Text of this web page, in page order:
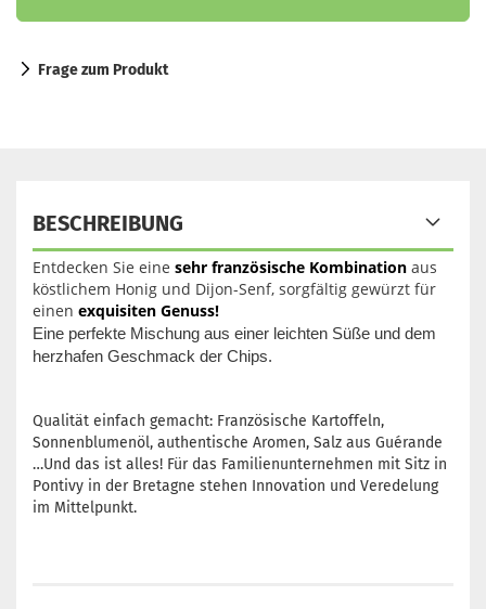
Frage zum Produkt
BESCHREIBUNG
Entdecken Sie eine sehr französische Kombination aus
köstlichem Honig und Dijon-Senf, sorgfältig gewürzt für
einen exquisiten Genuss!
Eine perfekte Mischung aus einer leichten Süße und dem
herzhafen Geschmack der Chips.
Qualität einfach gemacht: Französische Kartoffeln,
Sonnenblumenöl, authentische Aromen, Salz aus Guérande
…Und das ist alles! Für das Familienunternehmen mit Sitz in
Pontivy in der Bretagne stehen Innovation und Veredelung
im Mittelpunkt.